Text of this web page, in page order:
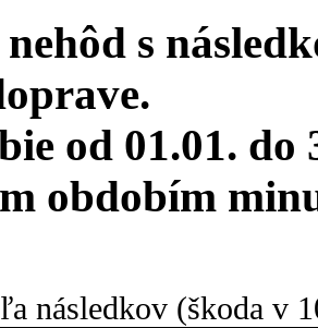
s
od 01.01. do
obdobím
následkov (škoda v